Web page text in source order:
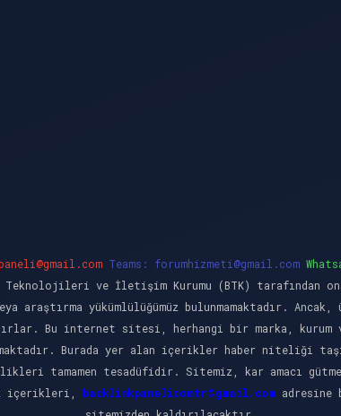
Teams: forumhizmeti@gmail.com
ve İletişim Kurumu (BTK) tarafından
yükümlülüğümüz bulunmamaktadır.
Bu internet sitesi, herhangi bir marka, kurum
Burada yer alan içerikler haber niteliği
tamamen tesadüfidir. Sitemiz, kar amacı
içerikleri, backlinkpanelicomtr@gmail.comadresine